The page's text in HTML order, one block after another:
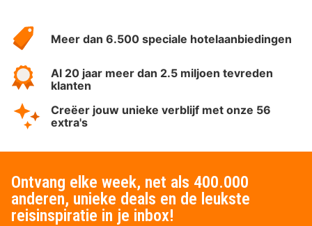
HotelSpecials
Meer dan 6.500 speciale hotelaanbiedingen
Al 20 jaar meer dan 2.5 miljoen tevreden
klanten
Creëer jouw unieke verblijf met onze 56
extra's
Ontvang elke week, net als 400.000
anderen, unieke deals en de leukste
reisinspiratie in je inbox!